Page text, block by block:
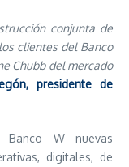
conjunta de
clientes del Banco
Chubb del mercado
presidente de
Banco W nuevas
digitales, de